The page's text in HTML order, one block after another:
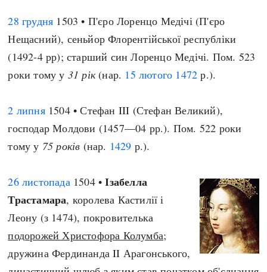
28 грудня 1503 • П'єро Лоренцо Медічі (П'єро
Нещасний), сеньйор Флорентійської республіки
(1492-4 рр); старший син Лоренцо Медічі. Пом. 523
роки тому у 31 рік(нар. 15 лютого 1472 р.).
2 липня1504 • Стефан III (Стефан Великий),
господар Молдови (1457—04 рр.). Пом. 522 роки
тому у 75 років (нар. 1429 р.).
26 листопада1504 •Ізабелла
Трастамара, королева Кастилії і
Леону (з 1474), покровителька
подорожей Христофора Колумба;
дружина Фердинанда II Арагонського,